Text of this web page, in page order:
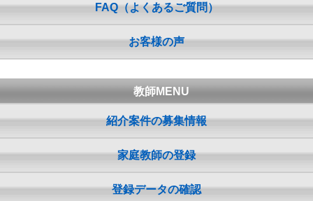
FAQ（よくあるご質問）
お客様の声
教師MENU
紹介案件の募集情報
家庭教師の登録
登録データの確認